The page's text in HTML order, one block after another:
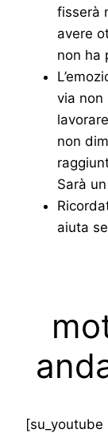
fisserà
avere
non ha
via non
non
Sarà
aiuta
[su_youtube